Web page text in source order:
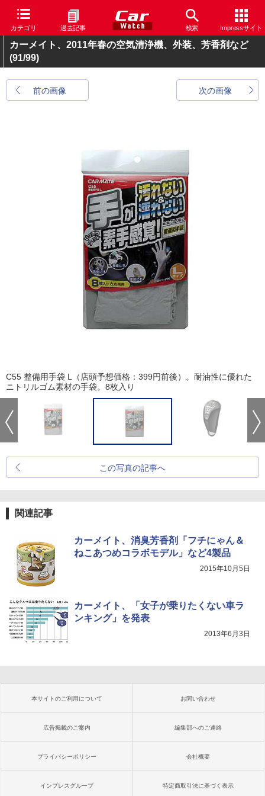
カテゴリ 過去記事 検索 Impressサイト
カーメイト、2011年春の空気清浄機、外装、芳香剤など
(91/99)
前の画像 次の画像
C55 整備用手袋 L（店頭予想価格：399円前後）。耐油性に優れた
ニトリルゴム素材の手袋。8枚入り
この写真の記事へ
関連記事
カーメイト、消臭芳香剤「フチにゃん＆
ねこあつめコラボモデル」など4製品
2015年10月5日
カーメイト、「女子が乗りたくない車ラ
ンキング」を発表
2013年6月3日
本サイトのご利用について お問い合わせ
広告掲載のご案内 編集部へのご連絡
プライバシーポリシー 会社概要
インプレスグループ 特定商取引法に基づく表示